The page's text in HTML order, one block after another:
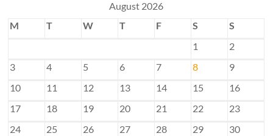
August 2026
M
T W T F S
S
1
2
3
4 5 6 7 8
9
10
11 12 13 14 15
16
17
18 19 20 21 22
23
24
25 26 27 28 29
30